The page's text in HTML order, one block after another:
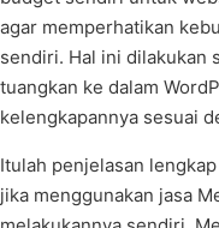
agar memperhatikan
sendiri. Hal ini dilakukan
tuangkan ke dalam
kelengkapannya sesuai
Itulah penjelasan
jika menggunakan jasa